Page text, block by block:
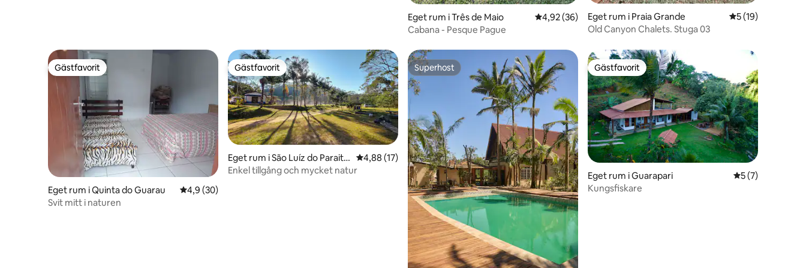
Eget rum i Três de Maio 4,92 av 5 i genomsnittligt betyg, 36 omdömen
4,92 (36)
Cabana - Pesque Pague
Eget rum i Praia Grande 5 av 5 i
5 (19)
Old Canyon Chalets. Stuga 03
Gästfavorit
Gästfavorit
Eget rum i Quinta do Guarau 4,9 av 5 i genomsnittligt betyg, 30 omdömen
4,9 (30)
Svit mitt i naturen
Gästfavorit
Gästfavorit
Eget rum i São Luíz do Paraitin
ga
4,88 av 5 i genomsnittligt betyg, 17 omdömen
4,88 (17)
Enkel tillgång och mycket natur
Superhost
Superhost Gästfavorit
Gästfavorit
Eget rum i Guarapari 5 av 5 i
5 (7)
Kungsfiskare